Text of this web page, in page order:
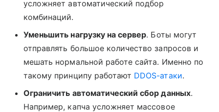
усложняет автоматический подбор
комбинаций.
Уменьшить нагрузку на сервер. Боты могут
отправлять большое количество запросов и
мешать нормальной работе сайта. Именно по
такому принципу работают DDOS-атаки.
Ограничить автоматический сбор данных.
Например, капча усложняет массовое